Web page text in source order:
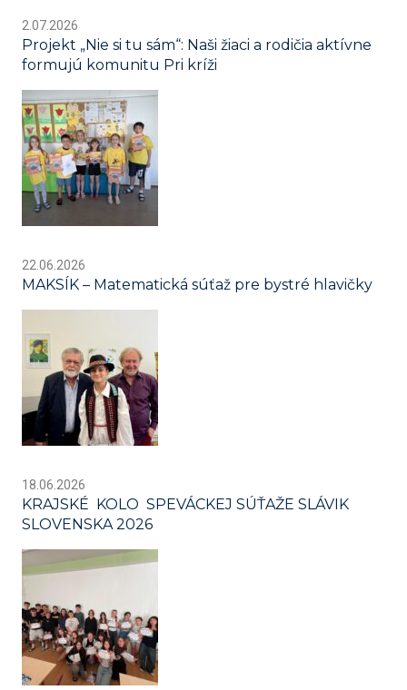
2.07.2026
Projekt „Nie si tu sám“: Naši žiaci a rodičia aktívne
formujú komunitu Pri kríži
22.06.2026
MAKSÍK – Matematická súťaž pre bystré hlavičky
18.06.2026
KRAJSKÉ KOLO SPEVÁCKEJ SÚŤAŽE SLÁVIK
SLOVENSKA 2026